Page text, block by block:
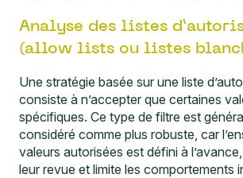
Analyse des listes
(allow lists ou listes
Une stratégie basée sur une liste
consiste à n’accepter que certaines
spécifiques. Ce type de filtre est
considéré comme plus robuste, car
valeurs autorisées est défini à
leur revue et limite les comportements